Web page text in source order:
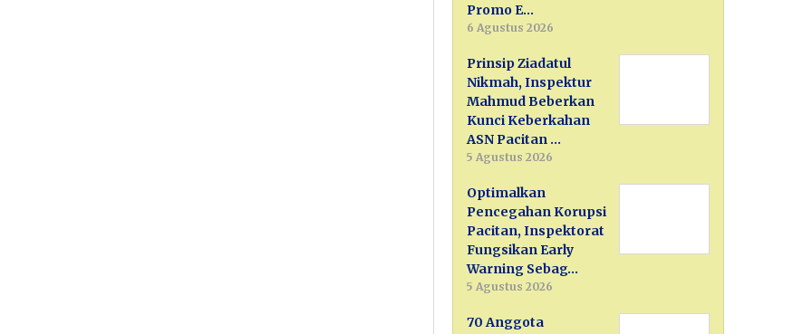
Promo E…
6 Agustus 2026
Prinsip Ziadatul
Nikmah, Inspektur
Mahmud Beberkan
Kunci Keberkahan
ASN Pacitan …
5 Agustus 2026
Optimalkan
Pencegahan Korupsi
Pacitan, Inspektorat
Fungsikan Early
Warning Sebag…
5 Agustus 2026
70 Anggota